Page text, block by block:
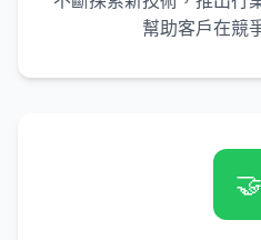
幫助客戶在競
🤝